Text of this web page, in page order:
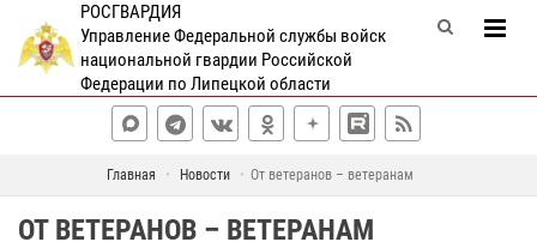
РОСГВАРДИЯ
Управление Федеральной службы войск
национальной гвардии Российской
Федерации по Липецкой области
Главная Новости От ветеранов – ветеранам
ОТ ВЕТЕРАНОВ – ВЕТЕРАНАМ